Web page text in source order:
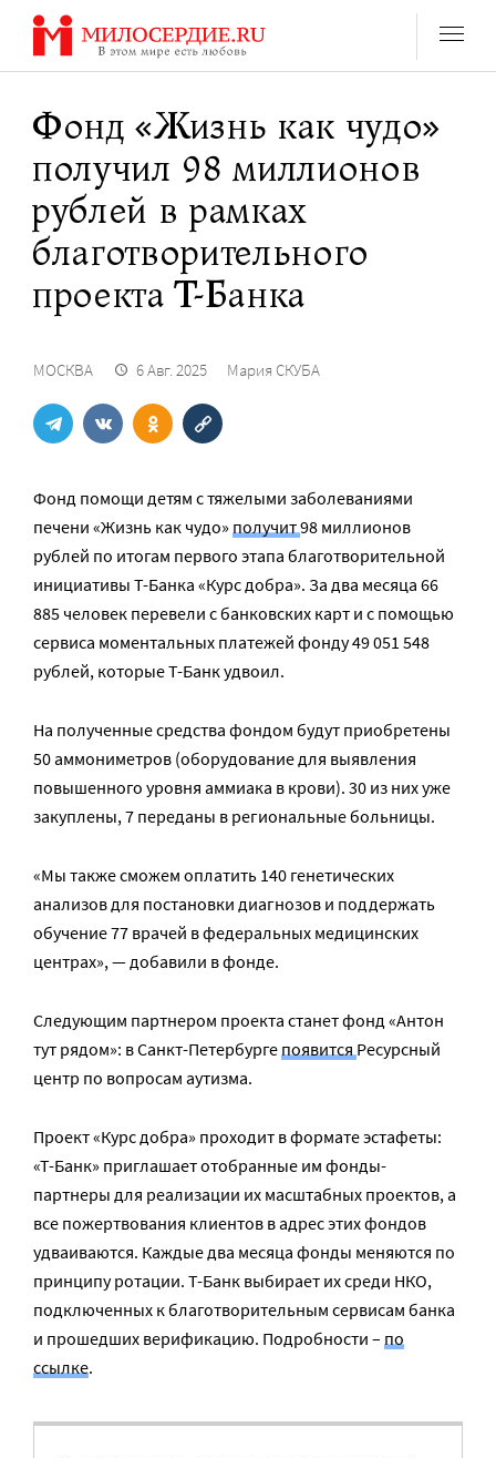
Перейти
содержанию
Фонд «Жизнь как чудо»
получил 98 миллионов
рублей в рамках
благотворительного
проекта Т-Банка
МОСКВА 6 Авг. 2025 Мария СКУБА
Фонд помощи детям с тяжелыми заболеваниями
печени «Жизнь как чудо» получит98 миллионов
рублей по итогам первого этапа благотворительной
инициативы Т-Банка «Курс добра». За два месяца 66
885 человек перевели с банковских карт и с помощью
сервиса моментальных платежей фонду 49 051 548
рублей, которые Т-Банк удвоил.
На полученные средства фондом будут приобретены
50 аммониметров (оборудование для выявления
повышенного уровня аммиака в крови). 30 из них уже
закуплены, 7 переданы в региональные больницы.
«Мы также сможем оплатить 140 генетических
анализов для постановки диагнозов и поддержать
обучение 77 врачей в федеральных медицинских
центрах», — добавили в фонде.
Следующим партнером проекта станет фонд «Антон
тут рядом»: в Санкт-ПетербургепоявитсяРесурсный
центр по вопросам аутизма.
Проект «Курс добра» проходит в формате эстафеты:
«Т-Банк» приглашает отобранные им фонды-
партнеры для реализации их масштабных проектов, а
все пожертвования клиентов в адрес этих фондов
удваиваются. Каждые два месяца фонды меняются по
принципу ротации. Т-Банк выбирает их среди НКО,
подключенных к благотворительным сервисам банка
и прошедших верификацию. Подробности – по
ссылке.